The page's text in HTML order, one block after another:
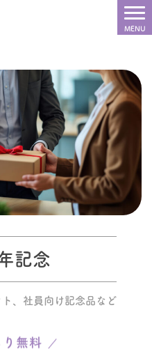
記念
、 社員向け記念品 など
り無料